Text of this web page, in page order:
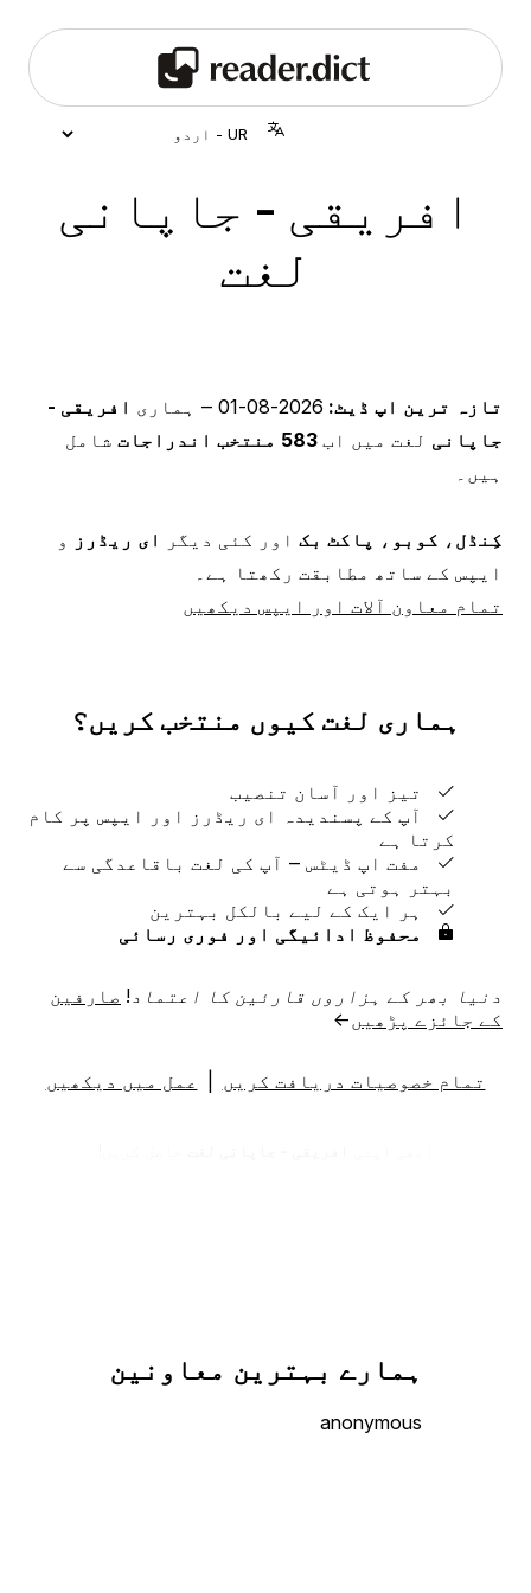
افریقی - جاپانی
لغت
تازہ ترین اپ ڈیٹ: 2026-08-01 ‒ ہماری افریقی -
جاپانی لغت میں اب 583 منتخب اندراجات
شامل
ہیں۔
کِنڈل ، کوبو ، پاکٹ بک اور کئی دیگر ای ریڈرز و
ایپس کے ساتھ مطابقت رکھتا ہے۔
تمام معاون آلات اور ایپس دیکھیں
ہماری لغت کیوں منتخب کریں؟
تیز اور آسان تنصیب
آپ کے پسندیدہ ای ریڈرز اور ایپس پر کام
کرتا ہے
مفت اپ ڈیٹس ‒ آپ کی لغت باقاعدگی سے
بہتر ہوتی ہے
ہر ایک کے لیے بالکل بہترین
محفوظ ادائیگی اور فوری رسائی
دنیا بھر کے ہزاروں قارئین کا اعتماد! صارفین
کے جائزے پڑھیں →
تمام خصوصیات دریافت کریں عمل میں دیکھیں
ہمارے بہترین معاونین
anonymous